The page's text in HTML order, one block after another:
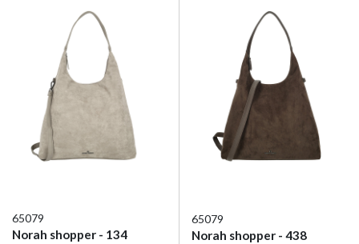
65079
Norah shopper - 134
65079
Norah shopper - 438